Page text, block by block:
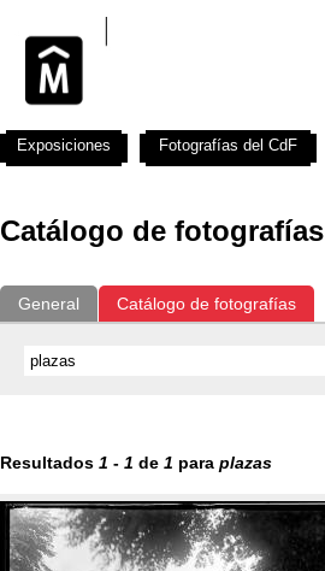
Catálogo de fotografías
General Catálogo de fotografías
Resultados 1 - 1 de 1 para plazas
Exposiciones Fotografías del CdF